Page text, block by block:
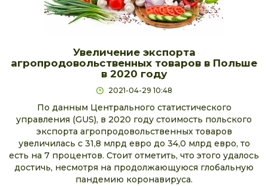
Увеличение экспорта
агропродовольственных товаров в Польше
в 2020 году
2021-04-29 10:48
По данным Центрального статистического
управления (GUS), в 2020 году стоимость польского
экспорта агропродовольственных товаров
увеличилась с 31,8 млрд евро до 34,0 млрд евро, то
есть на 7 процентов. Стоит отметить, что этого удалось
достичь, несмотря на продолжающуюся глобальную
пандемию коронавируса.